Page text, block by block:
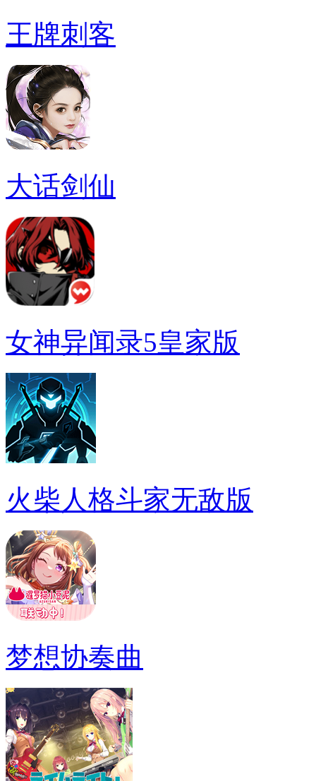
王牌刺客
大话剑仙
女神异闻录5皇家版
火柴人格斗家无敌版
梦想协奏曲